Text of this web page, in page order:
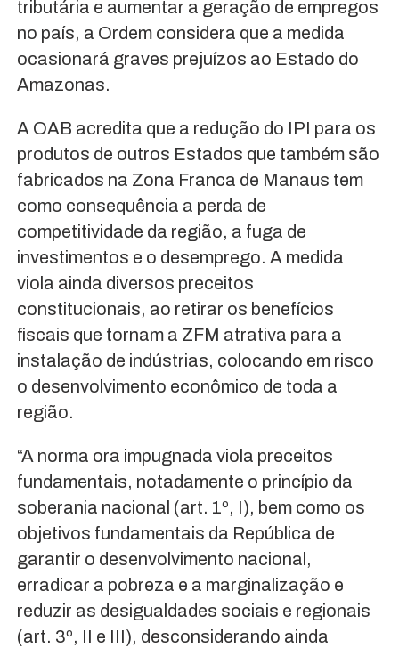
tributária e aumentar a geração de empregos
no país, a Ordem considera que a medida
ocasionará graves prejuízos ao Estado do
Amazonas.
A OAB acredita que a redução do IPI para os
produtos de outros Estados que também são
fabricados na Zona Franca de Manaus tem
como consequência a perda de
competitividade da região, a fuga de
investimentos e o desemprego. A medida
viola ainda diversos preceitos
constitucionais, ao retirar os benefícios
fiscais que tornam a ZFM atrativa para a
instalação de indústrias, colocando em risco
o desenvolvimento econômico de toda a
região.
“A norma ora impugnada viola preceitos
fundamentais, notadamente o princípio da
soberania nacional (art. 1º, I), bem como os
objetivos fundamentais da República de
garantir o desenvolvimento nacional,
erradicar a pobreza e a marginalização e
reduzir as desigualdades sociais e regionais
(art. 3º, II e III), desconsiderando ainda